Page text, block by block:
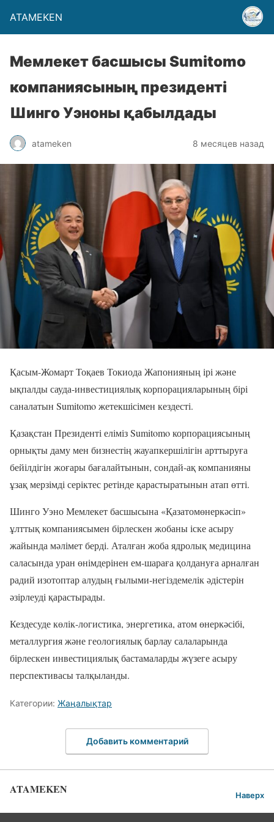
ATAMEKEN
Мемлекет басшысы Sumitomo
компаниясының президенті
Шинго Уэноны қабылдады
atameken 8 месяцев назад
Қасым-Жомарт Тоқаев Токиода Жапонияның ірі және
ықпалды сауда-инвестициялық корпорацияларының бірі
саналатын Sumitomo жетекшісімен кездесті.
Қазақстан Президенті еліміз Sumitomo корпорациясының
орнықты даму мен бизнестің жауапкершілігін арттыруға
бейілдігін жоғары бағалайтынын, сондай-ақ компанияны
ұзақ мерзімді серіктес ретінде қарастыратынын атап өтті.
Шинго Уэно Мемлекет басшысына «Қазатомөнеркәсіп»
ұлттық компаниясымен бірлескен жобаны іске асыру
жайында мәлімет берді. Аталған жоба ядролық медицина
саласында уран өнімдерінен ем-шараға қолдануға арналған
радий изотоптар алудың ғылыми-негіздемелік әдістерін
әзірлеуді қарастырады.
Кездесуде көлік-логистика, энергетика, атом өнеркәсібі,
металлургия және геологиялық барлау салаларында
бірлескен инвестициялық бастамаларды жүзеге асыру
перспективасы талқыланды.
Категории: Жаңалықтар
Добавить комментарий
ATAMEKEN Наверх